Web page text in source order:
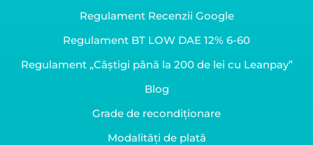
Regulament Recenzii Google
Regulament BT LOW DAE 12% 6-60
Regulament „Câștigi până la 200 de lei cu Leanpay”
Blog
Grade de recondiționare
Modalități de plată